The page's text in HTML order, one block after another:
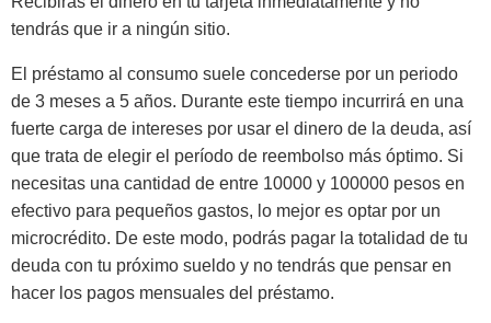
tendrás que ir a ningún sitio.
El préstamo al consumo suele concederse por un periodo
de 3 meses a 5 años. Durante este tiempo incurrirá en una
fuerte carga de intereses por usar el dinero de la deuda, así
que trata de elegir el período de reembolso más óptimo. Si
necesitas una cantidad de entre 10000 y 100000 pesos en
efectivo para pequeños gastos, lo mejor es optar por un
microcrédito. De este modo, podrás pagar la totalidad de tu
deuda con tu próximo sueldo y no tendrás que pensar en
hacer los pagos mensuales del préstamo.